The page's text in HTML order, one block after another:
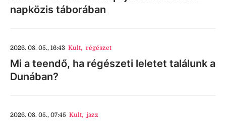
napközis táborában
2026. 08. 05., 16:43 Kult, régészet
Mi a teendő, ha régészeti leletet találunk a
Dunában?
2026. 08. 05., 07:45 Kult, jazz